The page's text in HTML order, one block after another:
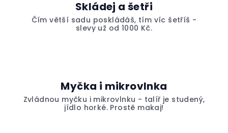
Skládej a šetři
Čím větší sadu poskládáš, tím víc šetříš -
slevy už od 1000 Kč.
Myčka i mikrovlnka
Zvládnou myčku i mikrovlnku - talíř je studený,
jídlo horké. Prostě makaj!